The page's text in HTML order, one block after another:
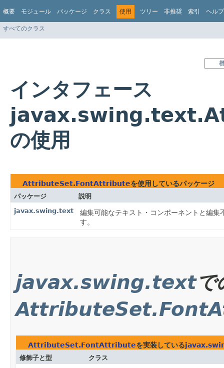
概要 モジュール パッケージ クラス 使用 ツリー 非推奨 索引 ヘルプ
すべてのクラス
インタフェース
の使用
AttributeSet.FontAttributeを使用しているパッケージ
パッケージ
説明
javax.swing.text
編集可能なテキスト・コンポーネントと編
す。
javax.swing.textで
AttributeSet.FontAttributeを実装している
修飾子と型 クラス